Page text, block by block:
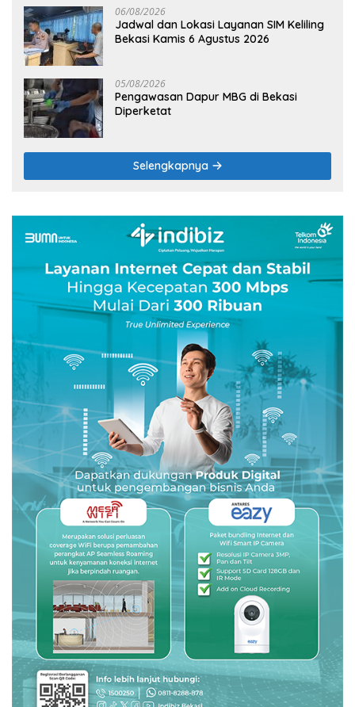
06/08/2026
Jadwal dan Lokasi Layanan SIM Keliling
Bekasi Kamis 6 Agustus 2026
05/08/2026
Pengawasan Dapur MBG di Bekasi
Diperketat
Selengkapnya